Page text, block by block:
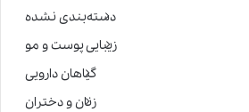
دسته‌بندی نشده
زیبایی پوست و مو
گیاهان دارویی
زنان و دختران